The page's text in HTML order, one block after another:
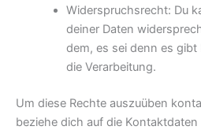
Widerspruchsrecht: Du
deiner Daten
dem, es sei denn es
die Verarbeitung.
Um diese Rechte auszuüben
beziehe dich auf die